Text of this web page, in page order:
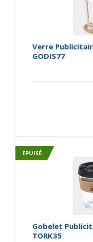
Verre
GODIS77
EPUISÉ
Gobelet
TORK35